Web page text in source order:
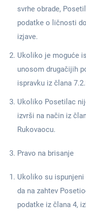
svrhe obrade,
podatke o ličnosti
izjave.
Ukoliko je moguće
unosom drugačijih
ispravku iz člana
Ukoliko Posetilac
izvrši na način iz
Rukovaocu.
Pravo na brisanje
Ukoliko su ispunjeni
da na zahtev
podatke iz člana 4,